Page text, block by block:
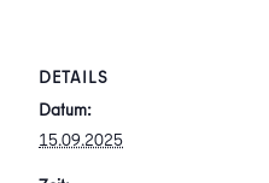
DETAILS
Datum:
15.09.2025